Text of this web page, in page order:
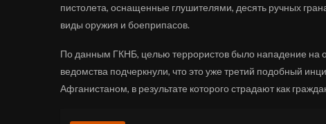
пистолета, оснащенные глушителями, десять ручных
виды оружия и боеприпасов.
По данным ГКНБ, целью террористов было нападение на
ведомства подчеркнули, что это уже третий подобный
Афганистаном, в результате которого страдают как